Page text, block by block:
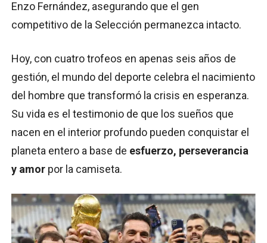
Enzo Fernández, asegurando que el gen
competitivo de la Selección permanezca intacto.
Hoy, con cuatro trofeos en apenas seis años de
gestión, el mundo del deporte celebra el nacimiento
del hombre que transformó la crisis en esperanza.
Su vida es el testimonio de que los sueños que
nacen en el interior profundo pueden conquistar el
planeta entero a base de esfuerzo, perseverancia
y amor por la camiseta.